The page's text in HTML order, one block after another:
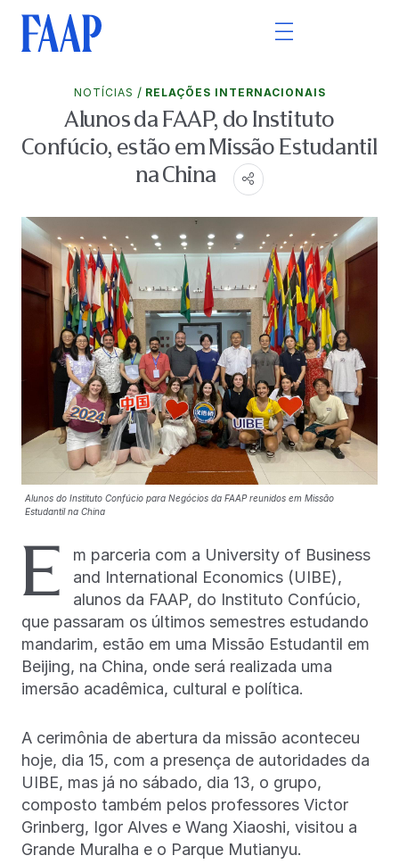
NOTÍCIAS / RELAÇÕES INTERNACIONAIS
Alunos da FAAP, do Instituto
Confúcio, estão em Missão Estudantil
na China
Alunos do Instituto Confúcio para Negócios da FAAP reunidos em Missão
Estudantil na China
E
m parceria com a University of Business
and International Economics (UIBE),
alunos da FAAP, do Instituto Confúcio,
que passaram os últimos semestres estudando
mandarim, estão em uma Missão Estudantil em
Beijing, na China, onde será realizada uma
imersão acadêmica, cultural e política.
A cerimônia de abertura da missão aconteceu
hoje, dia 15, com a presença de autoridades da
UIBE, mas já no sábado, dia 13, o grupo,
composto também pelos professores Victor
Grinberg, Igor Alves e Wang Xiaoshi, visitou a
Grande Muralha e o Parque Mutianyu.